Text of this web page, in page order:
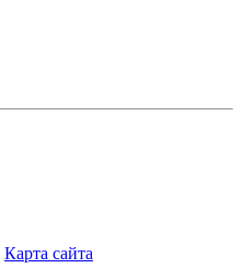
Карта сайта